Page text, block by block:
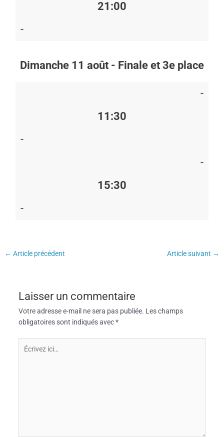
21:00
-
Dimanche 11 août - Finale et 3e place
-
11:30
-
-
15:30
-
← Article précédent Article suivant →
Laisser un commentaire
Votre adresse e-mail ne sera pas publiée. Les champs
obligatoires sont indiqués avec*
ici…